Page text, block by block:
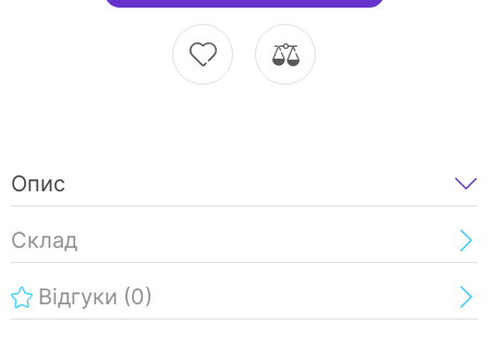
Опис
Склад
Відгуки (0)